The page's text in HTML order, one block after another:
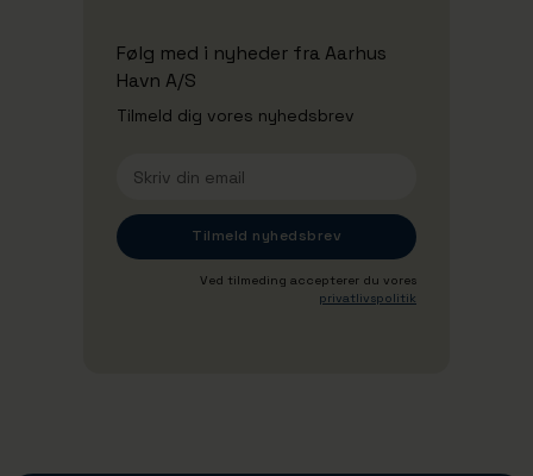
Følg med i nyheder fra Aarhus
Havn A/S
Tilmeld dig vores nyhedsbrev
Ved tilmeding accepterer du vores
privatlivspolitik